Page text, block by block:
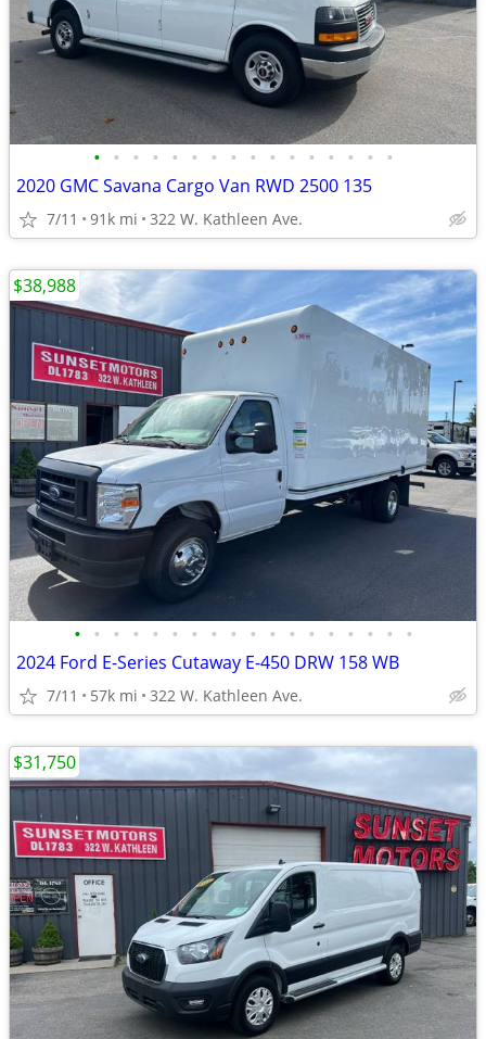
• • • • • • • • • • • • • • • •
2020 GMC Savana Cargo Van RWD 2500 135
7/11 91k mi 322 W. Kathleen Ave.
• • • • • • • • • • • • • • • • • •
2024 Ford E-Series Cutaway E-450 DRW 158 WB
7/11 57k mi 322 W. Kathleen Ave.
$38,988
$31,750